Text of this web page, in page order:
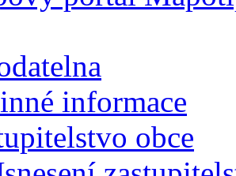
informace
obce